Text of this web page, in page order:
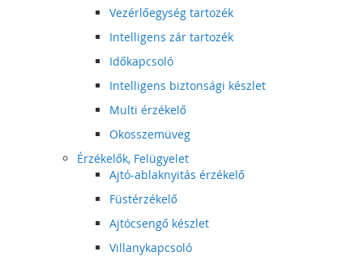
Vezérlőegység tartozék
Intelligens zár tartozék
Időkapcsoló
Intelligens biztonsági készlet
Multi érzékelő
Okosszemüveg
Érzékelők, Felügyelet
Ajtó-ablaknyitás érzékelő
Füstérzékelő
Ajtócsengő készlet
Villanykapcsoló